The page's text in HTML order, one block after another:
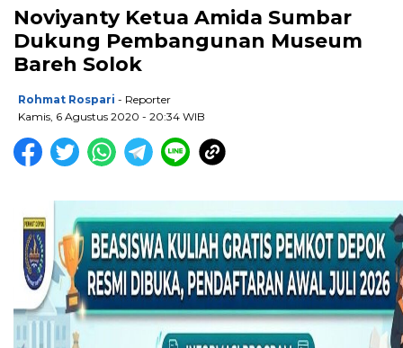
Noviyanty Ketua Amida Sumbar
Dukung Pembangunan Museum
Bareh Solok
Rohmat Rospari - Reporter
Kamis, 6 Agustus 2020 - 20:34 WIB